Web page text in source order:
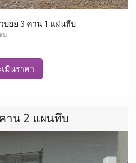
บอย 3 คาน 1 แผ่นทึบ
ม
มินราคา
าน 2 แผ่นทึบ